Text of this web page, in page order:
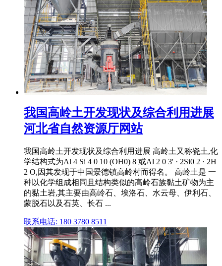
我国高岭土开发现状及综合利用进展
河北省自然资源厅网站
我国高岭土开发现状及综合利用进展 高岭土又称瓷土,化
学结构式为Al 4 Si 4 0 10 (OH0) 8 或Al 2 0 3' · 2Si0 2 · 2H
2 O,因其发现于中国景德镇高岭村而得名。 高岭土是 一
种以化学组成相同且结构类似的高岭石族黏土矿物为主
的黏土岩,其主要由高岭石、埃洛石、水云母、伊利石、
蒙脱石以及石英、长石 ...
联系电话: 180 3780 8511